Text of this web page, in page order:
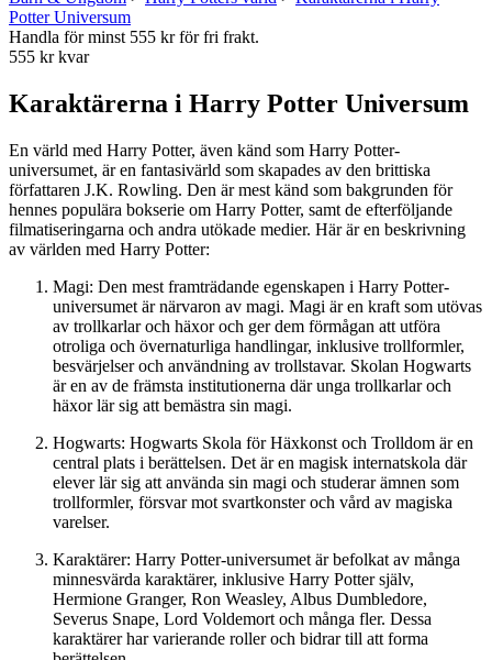
Potter Universum
Handla för minst 555 kr för fri frakt.
555 kr kvar
Karaktärerna i Harry Potter Universum
En värld med Harry Potter, även känd som Harry Potter-
universumet, är en fantasivärld som skapades av den brittiska
författaren J.K. Rowling. Den är mest känd som bakgrunden för
hennes populära bokserie om Harry Potter, samt de efterföljande
filmatiseringarna och andra utökade medier. Här är en beskrivning
av världen med Harry Potter:
Magi: Den mest framträdande egenskapen i Harry Potter-
universumet är närvaron av magi. Magi är en kraft som utövas
av trollkarlar och häxor och ger dem förmågan att utföra
otroliga och övernaturliga handlingar, inklusive trollformler,
besvärjelser och användning av trollstavar. Skolan Hogwarts
är en av de främsta institutionerna där unga trollkarlar och
häxor lär sig att bemästra sin magi.
Hogwarts: Hogwarts Skola för Häxkonst och Trolldom är en
central plats i berättelsen. Det är en magisk internatskola där
elever lär sig att använda sin magi och studerar ämnen som
trollformler, försvar mot svartkonster och vård av magiska
varelser.
Karaktärer: Harry Potter-universumet är befolkat av många
minnesvärda karaktärer, inklusive Harry Potter själv,
Hermione Granger, Ron Weasley, Albus Dumbledore,
Severus Snape, Lord Voldemort och många fler. Dessa
karaktärer har varierande roller och bidrar till att forma